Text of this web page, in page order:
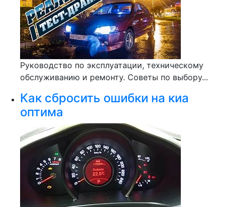
Руководство по эксплуатации, техническому
обслуживанию и ремонту. Советы по выбору...
Как сбросить ошибки на киа
оптима